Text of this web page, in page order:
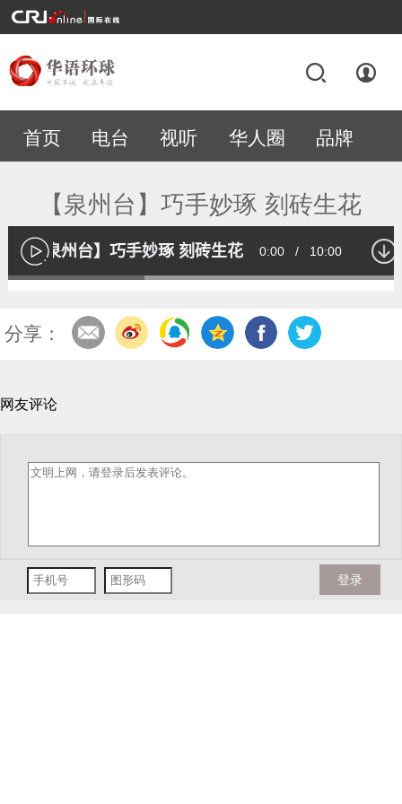
首页 电台 视听 华人圈 品牌
专题【泉州台】巧手妙琢 刻砖生花
播
放
【泉州台】巧手妙琢 刻砖生花 Current
0:00 / Duration
10:00
Loaded:
分享：
网友评论
登录